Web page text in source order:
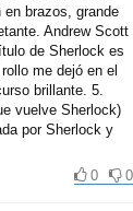
brazos, grande
Andrew Scott
de Sherlock es
me dejó en el
brillante. 5.
vuelve Sherlock)
por Sherlock y
0
0